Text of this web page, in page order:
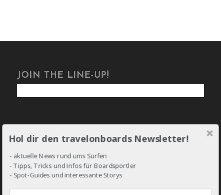
JOIN THE LINE-UP!
Hol dir den travelonboards Newsletter!
- aktuelle News rund ums Surfen
- Tipps, Tricks und Infos für Boardsportler
- Spot-Guides und interessante Storys